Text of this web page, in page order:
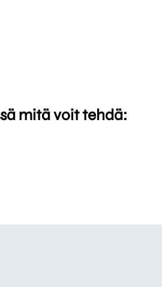
mitä voit tehdä: